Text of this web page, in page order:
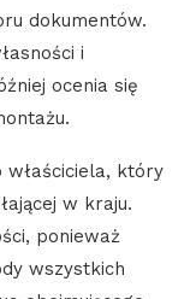
dokumentów.
i
ocenia się
który
w kraju.
ponieważ
wszystkich